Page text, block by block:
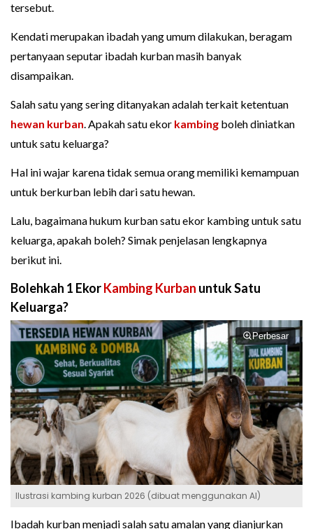
tersebut.
Kendati merupakan ibadah yang umum dilakukan, beragam
pertanyaan seputar ibadah kurban masih banyak
disampaikan.
Salah satu yang sering ditanyakan adalah terkait ketentuan
hewan kurban. Apakah satu ekor kambing boleh diniatkan
untuk satu keluarga?
Hal ini wajar karena tidak semua orang memiliki kemampuan
untuk berkurban lebih dari satu hewan.
Lalu, bagaimana hukum kurban satu ekor kambing untuk satu
keluarga, apakah boleh? Simak penjelasan lengkapnya
berikut ini.
Bolehkah 1 EkorKambing Kurban untuk Satu
Keluarga?
Perbesar
Ilustrasi kambing kurban 2026 (dibuat menggunakan AI)
Ibadah kurban menjadi salah satu amalan yang dianjurkan